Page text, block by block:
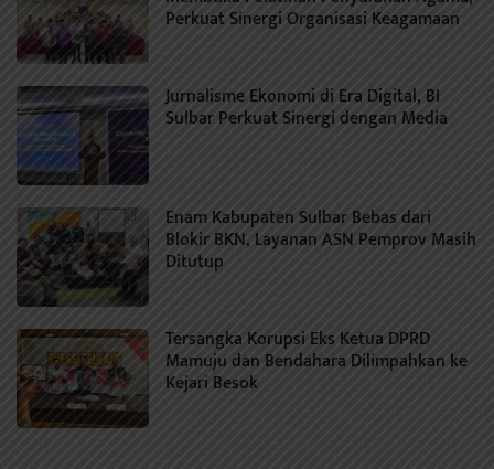
Perkuat Sinergi Organisasi Keagamaan
Jurnalisme Ekonomi di Era Digital, BI
Sulbar Perkuat Sinergi dengan Media
Enam Kabupaten Sulbar Bebas dari
Blokir BKN, Layanan ASN Pemprov Masih
Ditutup
Tersangka Korupsi Eks Ketua DPRD
Mamuju dan Bendahara Dilimpahkan ke
Kejari Besok